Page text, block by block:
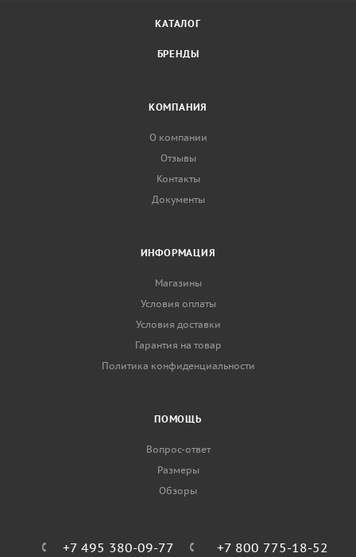
КАТАЛОГ
БРЕНДЫ
КОМПАНИЯ
О компании
Отзывы
Контакты
Документы
ИНФОРМАЦИЯ
Магазины
Условия оплаты
Условия доставки
Гарантия на товар
Политика конфиденциальности
ПОМОЩЬ
Вопрос-ответ
Размеры
Обзоры
+7 495 380-09-77 +7 800 775-18-52